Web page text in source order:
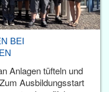
BEI
Anlagen tüfteln und
Ausbildungsstart